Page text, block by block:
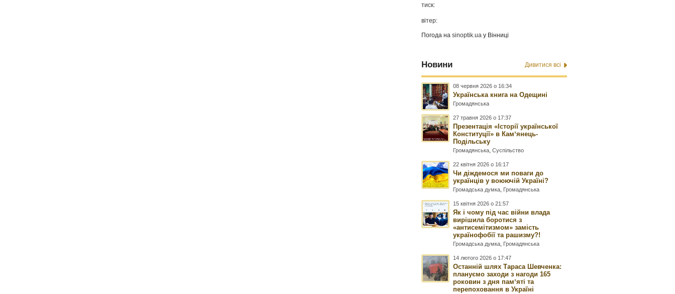
тиск:
вітер:
Погода наsinoptik.ua у Вінниці
Новини Дивитися всі
08 червня 2026 о 16:34
Українська книга на Одещині
Громадянська
27 травня 2026 о 17:37
Презентація «Історії української
Конституції» в Камʼянець-
Подільську
Громадянська ,Суспільство
22 квітня 2026 о 16:17
Чи діждемося ми поваги до
українців у воюючій Україні?
Громадська думка Громадянська
15 квітня 2026 о 21:57
Як і чому під час війни влада
вирішила боротися з
«антисемітизмом» замість
українофобії та рашизму?!
Громадська думка Громадянська
14 лютого 2026 о 17:47
Останній шлях Тараса Шевченка:
плануємо заходи з нагоди 165
роковин з дня памʼяті та
перепоховання в Україні